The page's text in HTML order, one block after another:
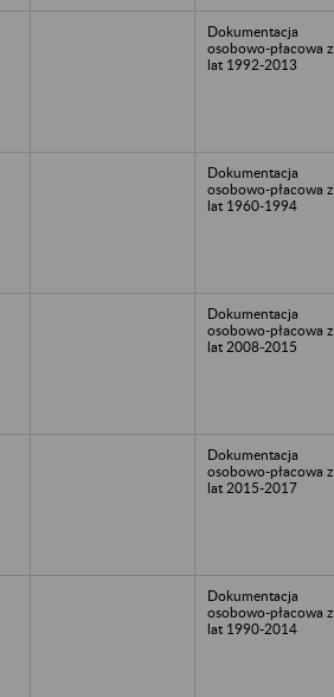
Dokumentacja
osobowo-płacowa z
lat 1992-2013
Dokumentacja
osobowo-płacowa z
lat 1960-1994
Dokumentacja
osobowo-płacowa z
lat 2008-2015
Dokumentacja
osobowo-płacowa z
lat 2015-2017
Dokumentacja
osobowo-płacowa z
lat 1990-2014